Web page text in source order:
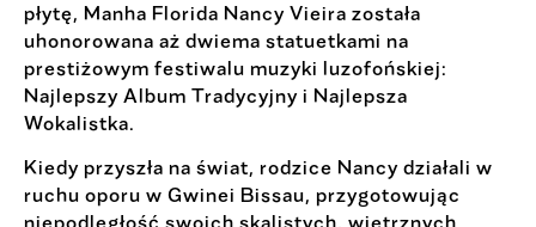
płytę, Manha Florida Nancy Vieira została
uhonorowana aż dwiema statuetkami na
prestiżowym festiwalu muzyki luzofońskiej:
Najlepszy Album Tradycyjny i Najlepsza
Wokalistka.
Kiedy przyszła na świat, rodzice Nancy działali w
ruchu oporu w Gwinei Bissau, przygotowując
niepodległość swoich skalistych, wietrznych